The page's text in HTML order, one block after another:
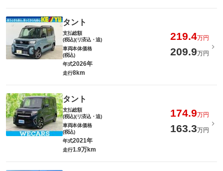
タント
支払総額
(税込)(リ済込・追)
219.4万円
車両本体価格
(税込)
209.9万円
年式2026年
走行8km
タント
支払総額
(税込)(リ済込・追)
174.9万円
車両本体価格
(税込)
163.3万円
年式2021年
走行1.9万km